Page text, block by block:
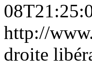
http://
droite